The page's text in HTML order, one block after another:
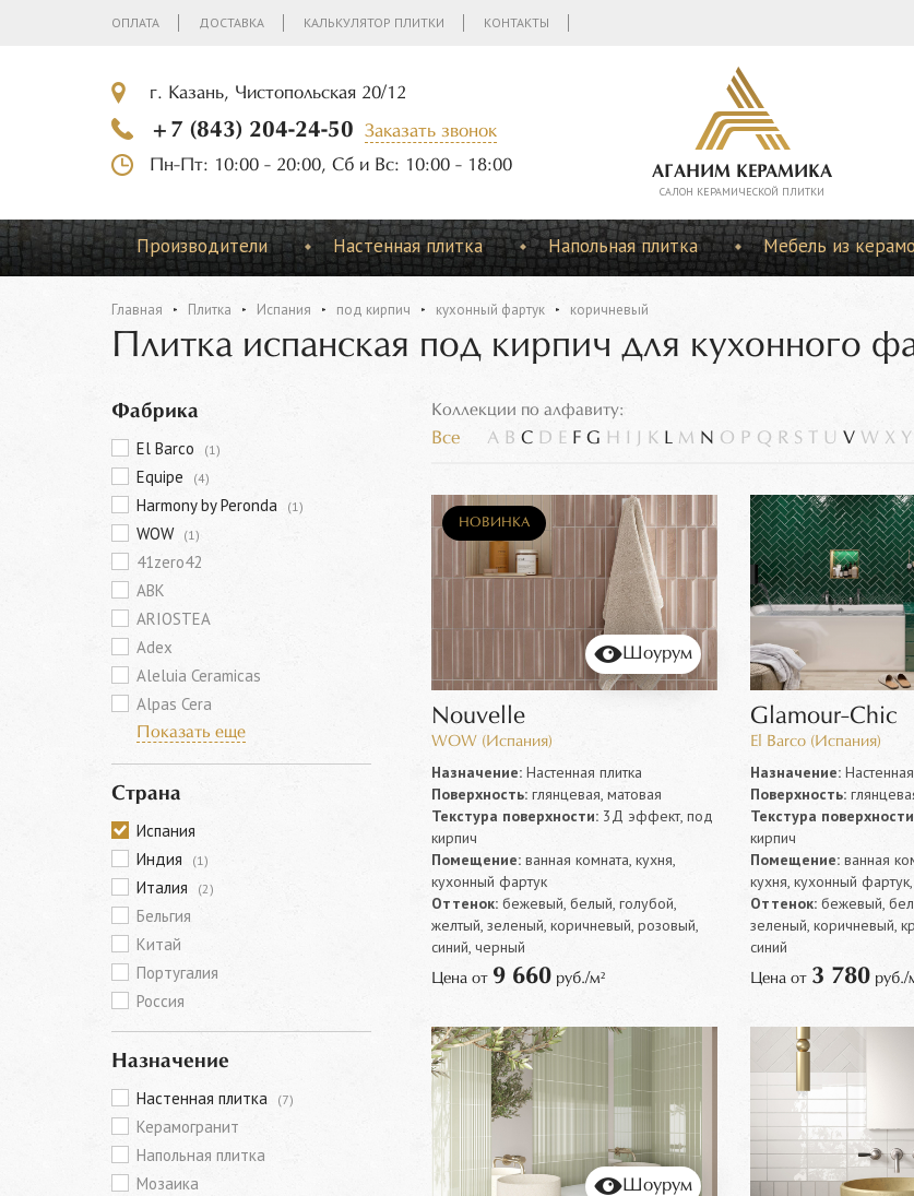
ОПЛАТА ДОСТАВКА КАЛЬКУЛЯТОР ПЛИТКИ КОНТАКТЫ
г. Казань, Чистопольская 20/12
+7 (843) 204-24-50
Заказать звонок
Пн-Пт: 10:00 - 20:00, Сб и Вс: 10:00 - 18:00
АГАНИМ КЕРАМИКА
CАЛОН КЕРАМИЧЕСКОЙ ПЛИТКИ
Производители Настенная плитка Напольная плитка Мебель из
Главная Плитка Испания под кирпич кухонный фартук коричневый
Плитка испанская под кирпич для кухонного
Фабрика
El Barco (1)
Equipe (4)
Harmony by Peronda (1)
WOW (1)
41zero42
ABK
ARIOSTEA
Adex
Aleluia Ceramicas
Alpas Cera
Показать еще
Страна
Испания
Индия
(1)
Италия (2)
Бельгия
Китай
Португалия
Россия
Назначение
Настенная плитка (7)
Керамогранит
Напольная плитка
Мозаика
Коллекции по алфавиту:
Все A B C D E F G H K L M N O P Q R S U V W X Y
НОВИНКА
Шоурум
Nouvelle
WOW (Испания)
Назначение:Настенная плитка
Поверхность:глянцевая, матовая
Текстура поверхности:3Д эффект, под
кирпич
Помещение:ванная комната, кухня,
кухонный фартук
Оттенок:бежевый, белый, голубой,
желтый, зеленый, коричневый, розовый,
синий, черный
Цена от 9 660руб./м²
Glamour-Chic
El Barco (Испания)
Назначение:
Поверхность:
Текстура
кирпич
Помещение:ванная
кухня, кухонный
Оттенок:бежевый,
зеленый, коричневый,
синий
Цена от 3 780руб./
Шоурум